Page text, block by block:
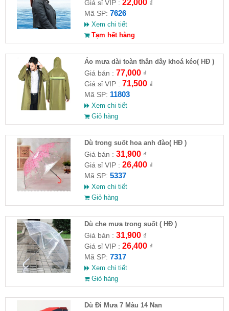
Giá sỉ VIP : 22,000₫
Mã SP: 7626
Xem chi tiết
Tạm hết hàng
Áo mưa dài toàn thân dây khoá kéo( HĐ )
Giá bán : 77,000₫
Giá sỉ VIP : 71,500₫
Mã SP: 11803
Xem chi tiết
Giỏ hàng
Dù trong suốt hoa anh đào( HĐ )
Giá bán : 31,900₫
Giá sỉ VIP : 26,400₫
Mã SP: 5337
Xem chi tiết
Giỏ hàng
Dù che mưa trong suốt ( HĐ )
Giá bán : 31,900₫
Giá sỉ VIP : 26,400₫
Mã SP: 7317
Xem chi tiết
Giỏ hàng
Dù Đi Mưa 7 Màu 14 Nan